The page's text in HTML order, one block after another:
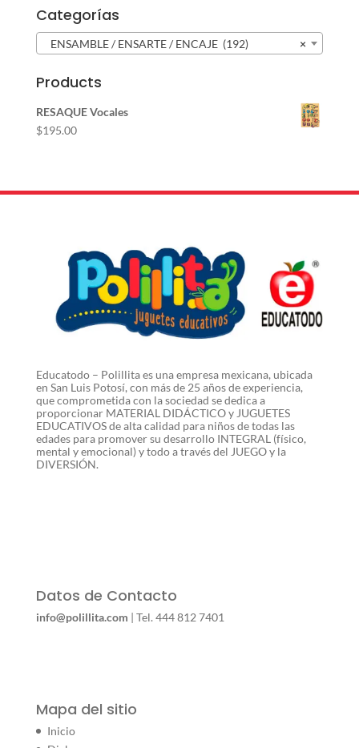
Categorías
×
ENSAMBLE / ENSARTE / ENCAJE (192)
Products
RESAQUE Vocales
$195.00
Educatodo – Polillita es una empresa mexicana, ubicada
en San Luis Potosí, con más de 25 años de experiencia,
que comprometida con la sociedad se dedica a
proporcionar MATERIAL DIDÁCTICO y JUGUETES
EDUCATIVOS de alta calidad para niños de todas las
edades para promover su desarrollo INTEGRAL (físico,
mental y emocional) y todo a través del JUEGO y la
DIVERSIÓN.
Datos de Contacto
info@polillita.com | Tel. 444 812 7401
Mapa del sitio
Inicio